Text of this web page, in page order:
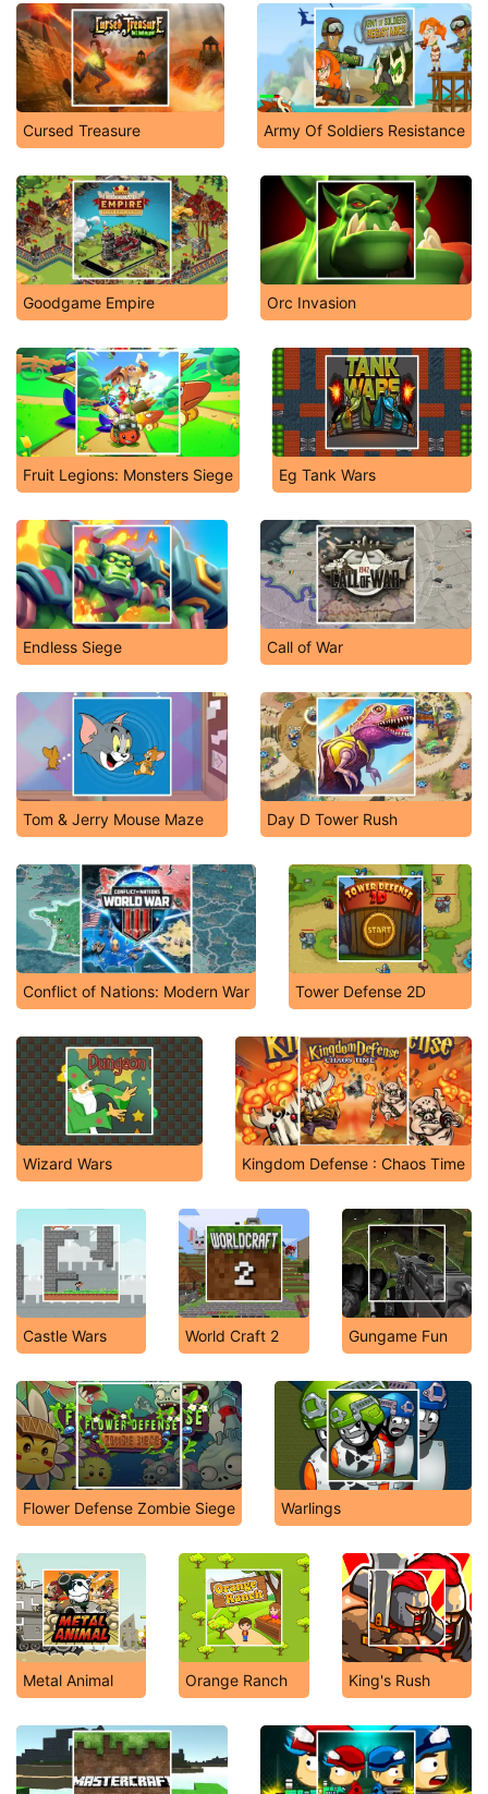
Cursed Treasure Army Of Soldiers Resistance
Goodgame Empire Orc Invasion
Fruit Legions: Monsters Siege Eg Tank Wars
Endless Siege Call of War
Tom & Jerry Mouse Maze Day D Tower Rush
Conflict of Nations: Modern War Tower Defense 2D
Wizard Wars Kingdom Defense : Chaos Time
Castle Wars World Craft 2 Gungame Fun
Flower Defense Zombie Siege Warlings
Metal Animal Orange Ranch King's Rush